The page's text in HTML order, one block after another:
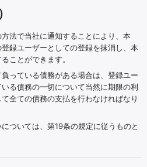
法で当社に通知することにより、本
録ユーザーとしての登録を抹消し、本
ことができます。
っている債務がある場合は、登録ユー
る債務の一切について当然に期限の利
全ての債務の支払を行わなければなり
ついては、第19条の規定に従うものと